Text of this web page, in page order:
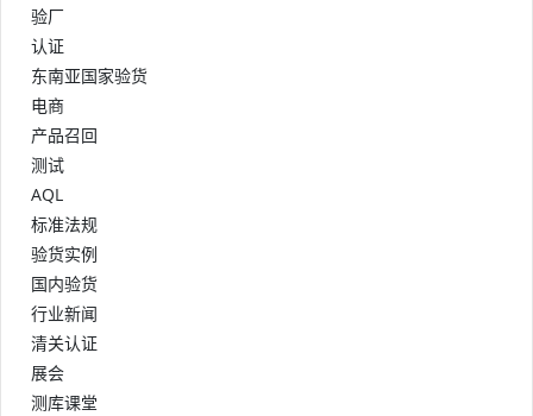
验厂
认证
东南亚国家验货
电商
产品召回
测试
AQL
标准法规
验货实例
国内验货
行业新闻
清关认证
展会
测库课堂